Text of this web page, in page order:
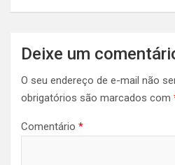
Deixe um
O seu endereço de e-mail não
obrigatórios são marcados com
Comentário *